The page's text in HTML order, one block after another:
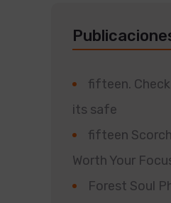
fifteen.
its safe
fifteen
Worth Your
Forest Soul